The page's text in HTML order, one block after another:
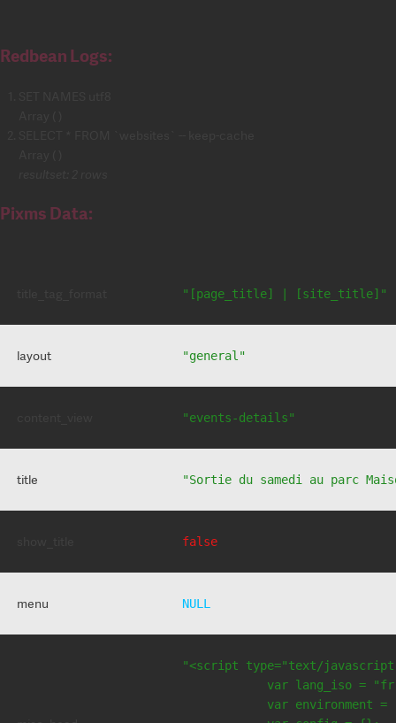
Redbean Logs:
Pixms Data:
"[page_title] | [site_title]"
layout "general"
"events-details"
title "Sortie du samedi au parc
false
menu NULL
"<script type="text/
var lang_iso =
var environment =